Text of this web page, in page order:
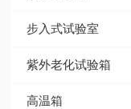
步入式试验室
紫外老化试验箱
高温箱